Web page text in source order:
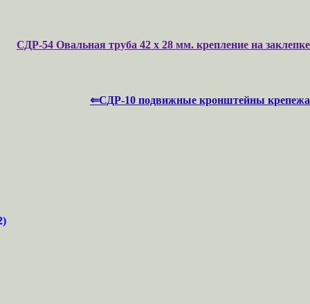
СДР-54 Овальная труба 42 х 28 мм. крепление на заклепке
⇐СДР-10 подвижные кронштейны крепежа